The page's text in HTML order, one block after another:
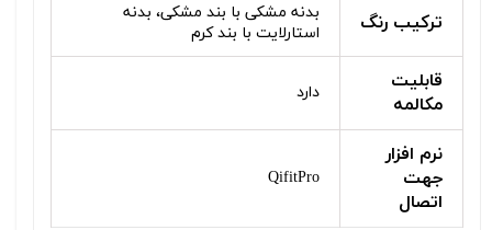
ترکیب رنگ
بدنه مشکی با بند مشکی، بدنه
استارلایت با بند کرم
قابلیت
مکالمه
دارد
نرم افزار
جهت
اتصال
QifitPro